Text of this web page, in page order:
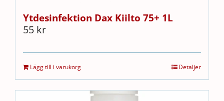
Ytdesinfektion Dax Kiilto 75+ 1L
55 kr
Lägg till i varukorg Detaljer